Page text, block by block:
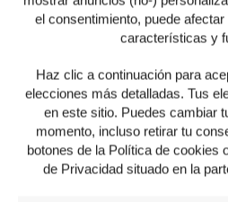
el consentimiento, puede
características y
Haz clic a continuación para
elecciones más detalladas. Tus
en este sitio. Puedes cambiar
momento, incluso retirar tu
botones de la Política de cookies
de Privacidad situado en la
Señora
Señor
Nombre*